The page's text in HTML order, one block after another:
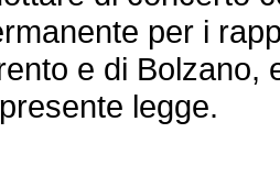
per i
e di
legge.